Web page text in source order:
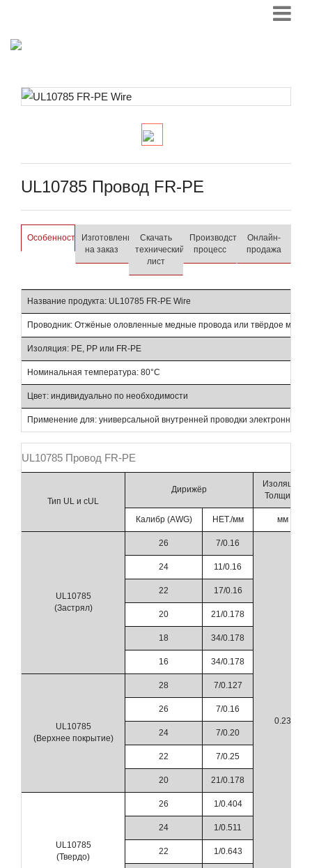
UL10785 Провод FR-PE
Особенности
Изготовление
на заказ
Скачать
технический
лист
Производственный
процесс
Онлайн-
продажа
Название продукта: UL10785 FR-PE Wire
Проводник: Отжёные оловленные медные провода или твёрдое
Изоляция: PE, PP или FR-PE
Номинальная температура: 80°C
Цвет: индивидуально по необходимости
Применение для: универсальной внутренней проводки электронного и
UL10785 Провод FR-PE
Тип UL и cUL
Дирижёр
Изоляция
Толщина
Калибр (AWG) НЕТ./мм мм
UL10785
(Застрял)
26 7/0.16
0.23
24 11/0.16
22 17/0.16
20 21/0.178
18 34/0.178
16 34/0.178
UL10785
(Верхнее покрытие)
28 7/0.127
26 7/0.16
24 7/0.20
22 7/0.25
20 21/0.178
UL10785
(Твердо)
26 1/0.404
24 1/0.511
22 1/0.643